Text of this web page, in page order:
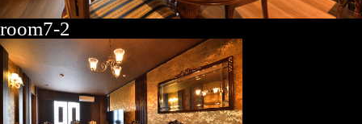
room7-2